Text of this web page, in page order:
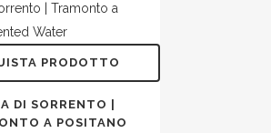
PRODOTTO
DI SORRENTO |
A POSITANO